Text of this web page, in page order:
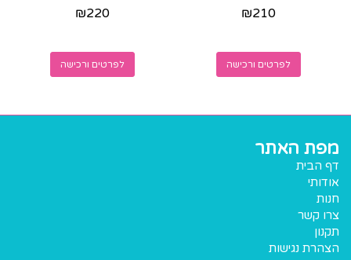
₪210
לפרטים ורכישה
₪220
לפרטים ורכישה
מפת האתר
דף הבית
אודותי
חנות
צרו קשר
תקנון
הצהרת נגישות